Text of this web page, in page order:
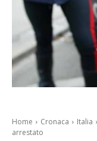
Home Cronaca Italia
arrestato